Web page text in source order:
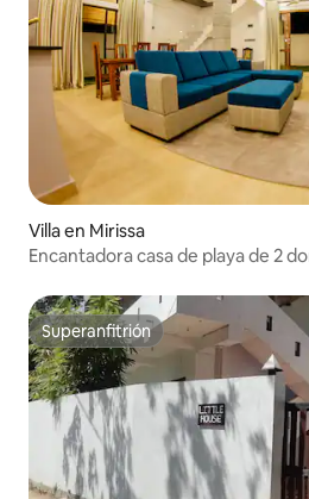
Villa en Mirissa
Encantadora casa de playa de 2
Superanfitrión
Superanfitrión